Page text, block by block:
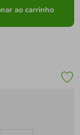
ao carrinho